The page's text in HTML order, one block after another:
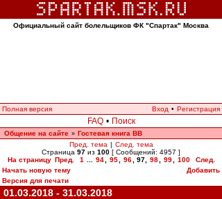
Официальный сайт болельщиков ФК "Спартак" Москва
Полная версия Вход • Регистрация
FAQ • Поиск
Общение на сайте » Гостевая книга ВВ
Пред. тема | След. тема
Страница 97 из 100 [ Сообщений: 4957 ]
На страницу Пред. 1 94 95 96 97, 98 99 100
След.
Начать новую тему
Добавить
Версия для печати
01.03.2018 - 31.03.2018